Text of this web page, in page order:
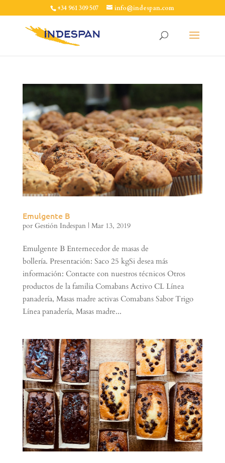
+34 961 309 507 info@indespan.com
Emulgente B
por Gestión Indespan| Mar 13, 2019
Emulgente B Enternecedor de masas de
bollería. Presentación: Saco 25 kgSi desea más
información: Contacte con nuestros técnicos Otros
productos de la familia Comabans Activo CL Línea
panadería, Masas madre activas Comabans Sabor Trigo
Línea panadería, Masas madre...